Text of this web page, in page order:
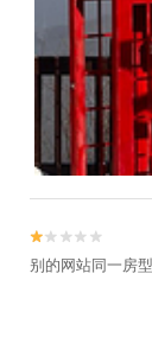


别的网站同一房